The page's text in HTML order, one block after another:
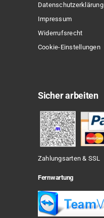
Datenschutzerklärung
Impressum
Widerrufsrecht
Cookie-Einstellungen
Sicher arbeiten
Zahlungsarten & SSL
Fernwartung